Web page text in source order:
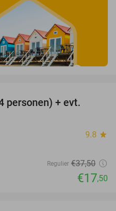
personen) + evt.
9.8 star
Regulier €37,50
€17,50